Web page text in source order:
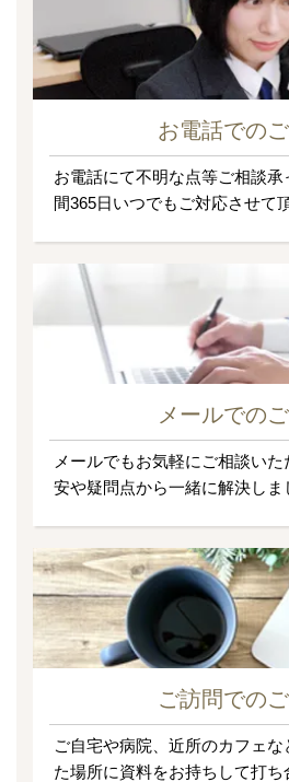
お電話での
お電話にて不明な点等ご相談
間365日いつでもご対応させて
メールでの
メールでもお気軽にご相談い
安や疑問点から一緒に解決しま
ご訪問での
ご自宅や病院、近所のカフェ
た場所に資料をお持ちして打ち